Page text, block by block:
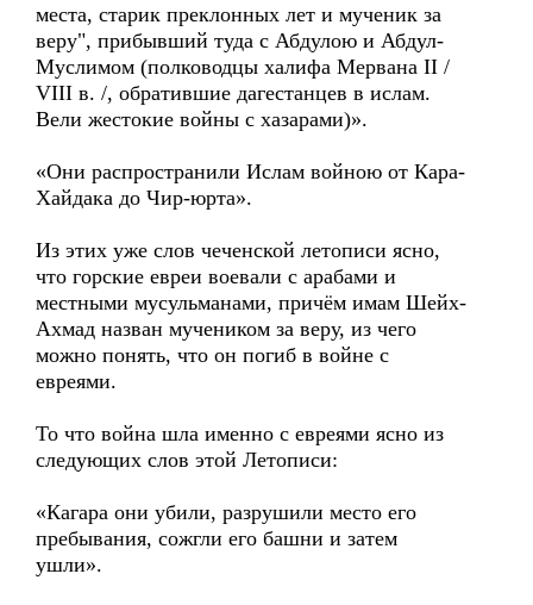
места, старик преклонных лет и мученик за
веру", прибывший туда с Абдулою и Абдул-
Муслимом (полководцы халифа Мервана II /
VIII в. /, обратившие дагестанцев в ислам.
Вели жестокие войны с хазарами)».
«Они распространили Ислам войною от Кара-
Хайдака до Чир-юрта».
Из этих уже слов чеченской летописи ясно,
что горские евреи воевали с арабами и
местными мусульманами, причём имам Шейх-
Ахмад назван мучеником за веру, из чего
можно понять, что он погиб в войне с
евреями.
То что война шла именно с евреями ясно из
следующих слов этой Летописи:
«Кагара они убили, разрушили место его
пребывания, сожгли его башни и затем
ушли».